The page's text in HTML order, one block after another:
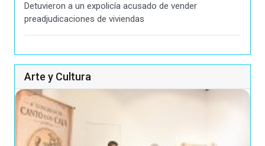
Detuvieron a un expolicía acusado de vender
preadjudicaciones de viviendas
Arte y Cultura